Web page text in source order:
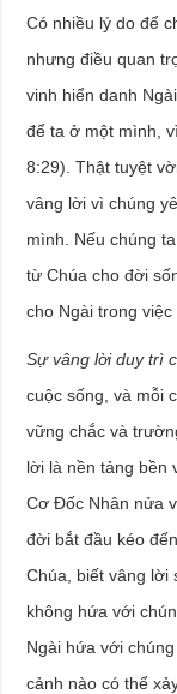
Có nhiều lý do để
nhưng điều quan
vinh hiển danh
để ta ở một mình,
8:29). Thật tuyệt
vâng lời vì chúng
mình. Nếu chúng
từ Chúa cho đời
cho Ngài trong
Sự vâng lời duy trì
cuộc sống, và mỗi
vững chắc và
lời là nền tảng bền
Cơ Đốc Nhân nửa
đời bắt đầu kéo
Chúa, biết vâng lời
không hứa với
Ngài hứa với
cảnh nào có thể